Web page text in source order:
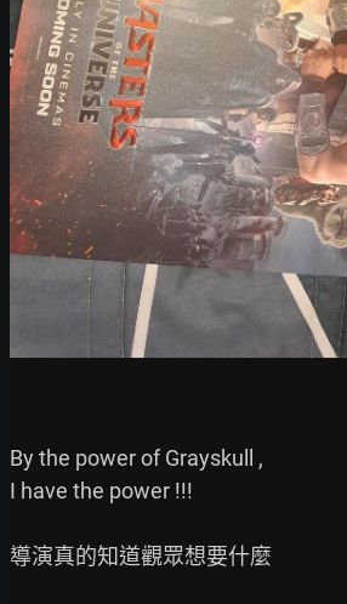
By the power of Grayskull ,
I have the power !!!
導演真的知道觀眾想要什麼